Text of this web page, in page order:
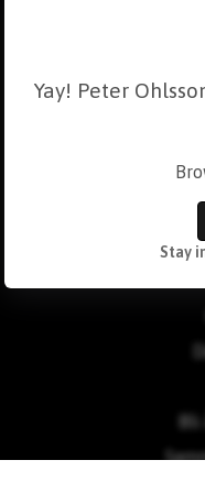
Yay! Peter
Stay